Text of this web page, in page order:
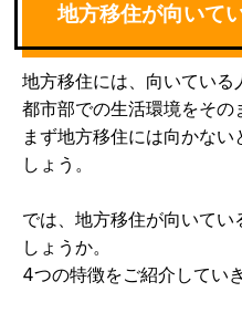
地方移住が向いて
地方移住には、向いている
都市部での生活環境をその
まず地方移住には向かな
しょう。
では、地方移住が向いて
しょうか。
4つの特徴をご紹介していき